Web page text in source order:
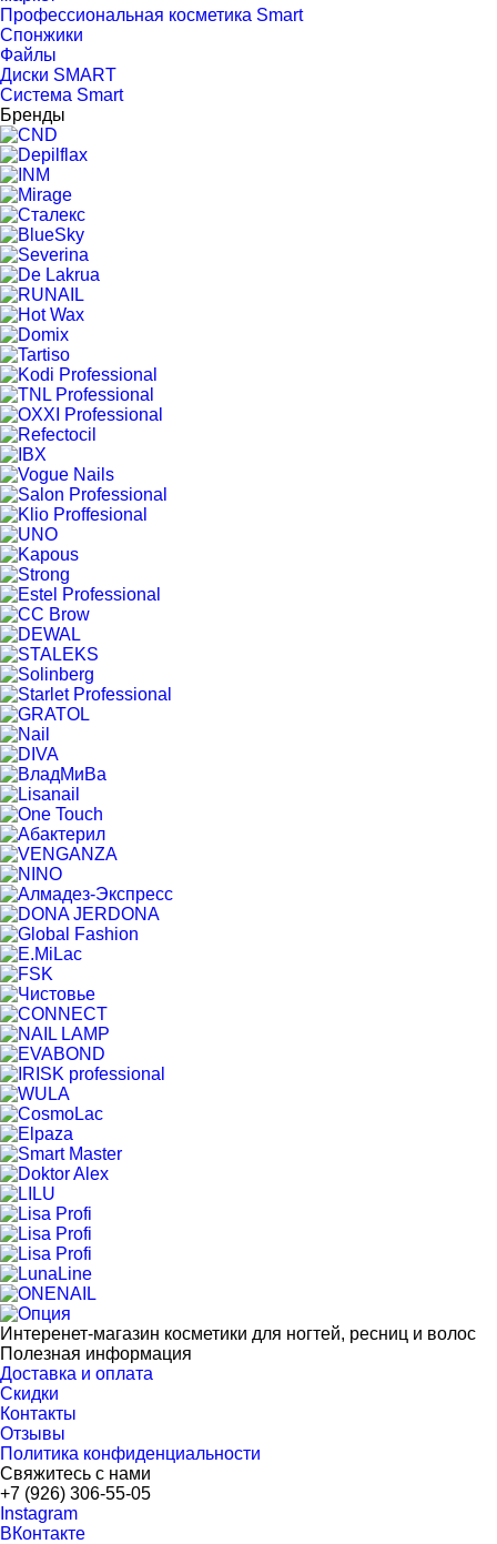
Профессиональная косметика Smart
Спонжики
Файлы
Диски SMART
Система Smart
Бренды
Интеренет-магазин косметики для ногтей, ресниц и волос
Полезная информация
Доставка и оплата
Скидки
Контакты
Отзывы
Политика конфиденциальности
Свяжитесь с нами
+7 (926) 306-55-05
Instagram
ВКонтакте